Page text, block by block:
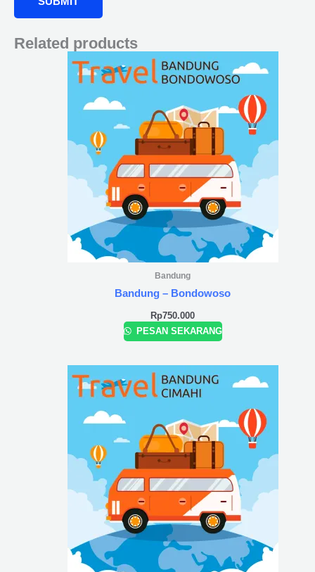
Related products
Bandung
Bandung – Bondowoso
Rp750.000
PESAN SEKARANG